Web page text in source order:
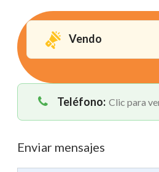
Vendo
Teléfono: Clic para
Enviar mensajes